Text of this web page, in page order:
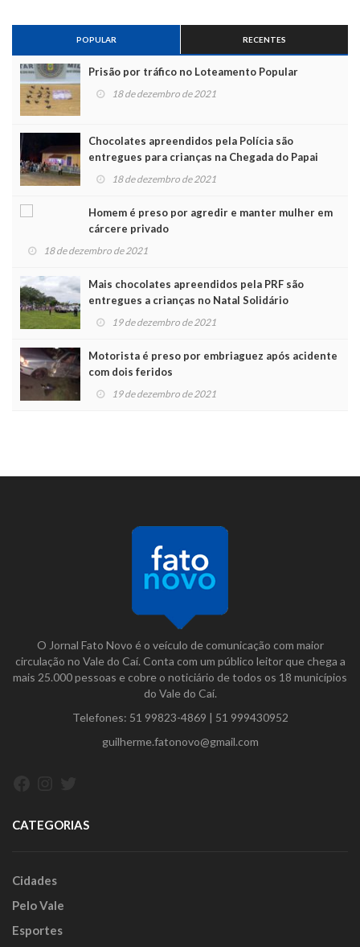
POPULAR RECENTES
Prisão por tráfico no Loteamento Popular
18 de dezembro de 2021
Chocolates apreendidos pela Polícia são
entregues para crianças na Chegada do Papai
Noel 18 de dezembro de 2021
Homem é preso por agredir e manter mulher em
cárcere privado
18 de dezembro de 2021
Mais chocolates apreendidos pela PRF são
entregues a crianças no Natal Solidário
19 de dezembro de 2021
Motorista é preso por embriaguez após acidente
com dois feridos
19 de dezembro de 2021
O Jornal Fato Novo é o veículo de comunicação com maior
circulação no Vale do Caí. Conta com um público leitor que chega a
mais 25.000 pessoas e cobre o noticiário de todos os 18 municípios
do Vale do Caí.
Telefones: 51 99823-4869 | 51 999430952
guilherme.fatonovo@gmail.com
CATEGORIAS
Cidades
Pelo Vale
Esportes